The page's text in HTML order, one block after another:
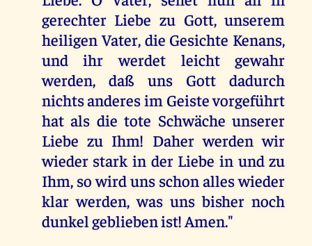
gerechter Liebe zu Gott, unserem
heiligen Vater, die Gesichte Kenans,
und ihr werdet leicht gewahr
werden, daß uns Gott dadurch
nichts anderes im Geiste vorgeführt
hat als die tote Schwäche unserer
Liebe zu Ihm! Daher werden wir
wieder stark in der Liebe in und zu
Ihm, so wird uns schon alles wieder
klar werden, was uns bisher noch
dunkel geblieben ist! Amen."